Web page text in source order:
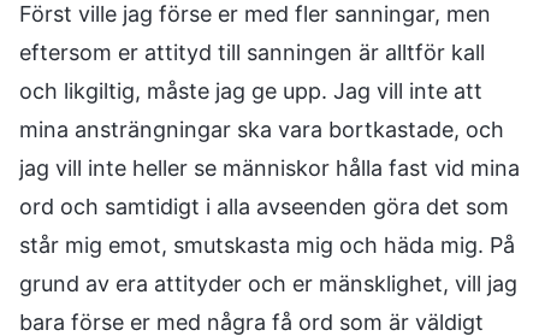
Först ville jag förse er med fler sanningar, men
eftersom er attityd till sanningen är alltför kall
och likgiltig, måste jag ge upp. Jag vill inte att
mina ansträngningar ska vara bortkastade, och
jag vill inte heller se människor hålla fast vid mina
ord och samtidigt i alla avseenden göra det som
står mig emot, smutskasta mig och häda mig. På
grund av era attityder och er mänsklighet, vill jag
bara förse er med några få ord som är väldigt